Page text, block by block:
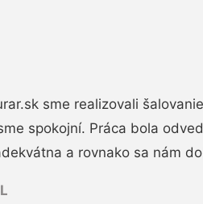
sme realizovali
spokojní. Práca bola
a rovnako sa nám